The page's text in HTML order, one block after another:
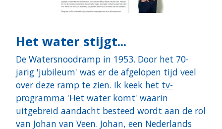
Het water stijgt...
De Watersnoodramp in 1953. Door het 70-
jarig 'jubileum' was er de afgelopen tijd veel
over deze ramp te zien. Ik keek het tv-
programma 'Het water komt' waarin
uitgebreid aandacht besteed wordt aan de rol
van Johan van Veen. Johan, een Nederlands